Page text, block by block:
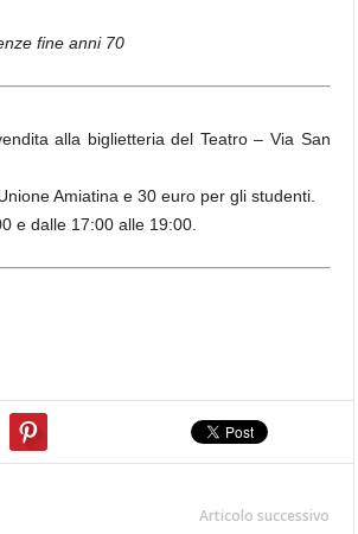
fine anni 70
alla biglietteria del Teatro – Via San
Amiatina e 30 euro per gli studenti.
e dalle 17:00 alle 19:00.
Articolo successivo